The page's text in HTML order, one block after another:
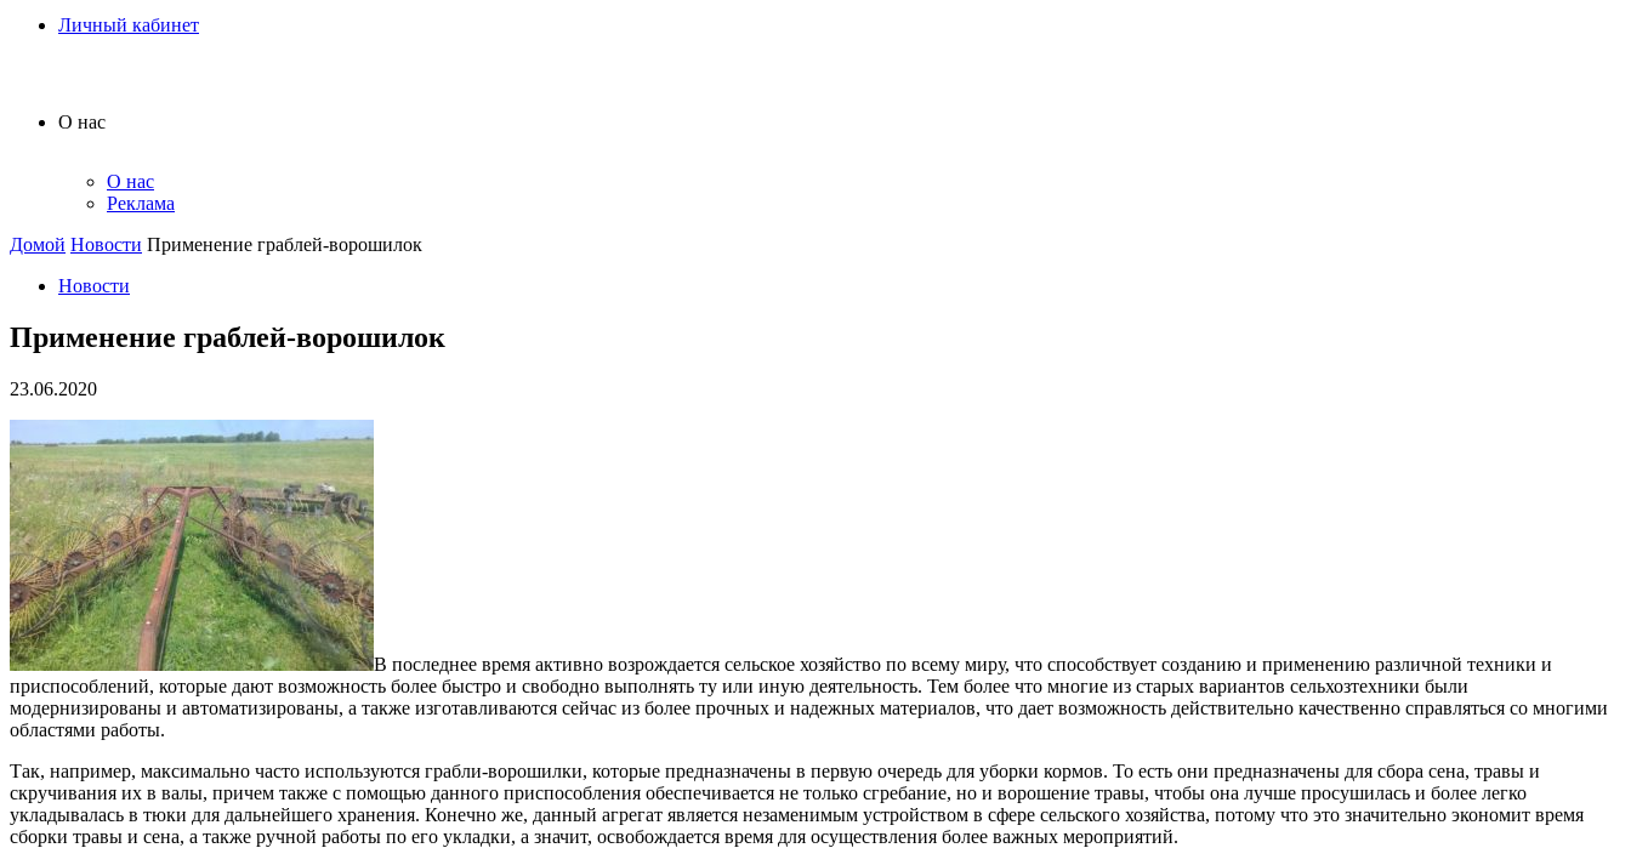
Личный кабинет
О нас
О нас
Реклама
Домой Новости Применение граблей-ворошилок
Новости
Применение граблей-ворошилок
23.06.2020
В последнее время активно возрождается сельское хозяйство по всему миру, что способствует созданию и применению различной техники и
приспособлений, которые дают возможность более быстро и свободно выполнять ту или иную деятельность. Тем более что многие из старых вариантов сельхозтехники были
модернизированы и автоматизированы, а также изготавливаются сейчас из более прочных и надежных материалов, что дает возможность действительно качественно справляться со многими
областями работы.
Так, например, максимально часто используются грабли-ворошилки, которые предназначены в первую очередь для уборки кормов. То есть они предназначены для сбора сена, травы и
скручивания их в валы, причем также с помощью данного приспособления обеспечивается не только сгребание, но и ворошение травы, чтобы она лучше просушилась и более легко
укладывалась в тюки для дальнейшего хранения. Конечно же, данный агрегат является незаменимым устройством в сфере сельского хозяйства, потому что это значительно экономит время
сборки травы и сена, а также ручной работы по его укладки, а значит, освобождается время для осуществления более важных мероприятий.